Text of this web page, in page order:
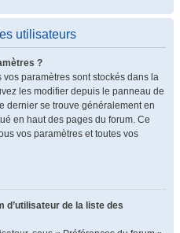
utilisateurs
?
paramètres sont stockés dans la
les modifier depuis le panneau de
dernier se trouve généralement en
en haut des pages du forum. Ce
vos paramètres et toutes vos
d’utilisateur de la liste des